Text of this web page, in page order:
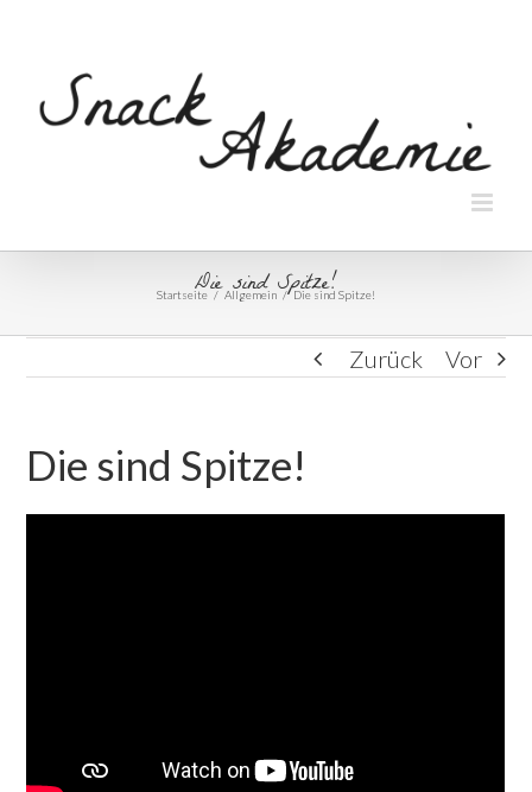
Die sind Spitze!
Startseite / Allgemein / Die sind Spitze!
Zurück Vor
Die sind Spitze!